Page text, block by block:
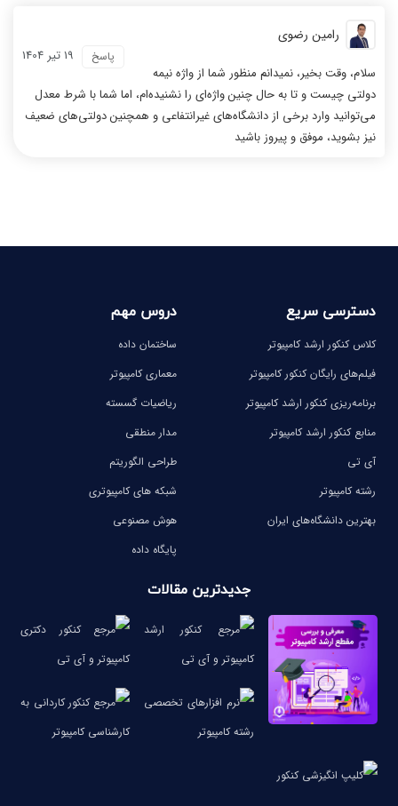
رامین رضوی
19 تیر 1404 پاسخ
سلام، وقت بخیر، نمیدانم منظور شما از واژه نیمه
دولتی چیست و تا به حال چنین واژه‌ای را نشنیده‌ام، اما شما با شرط معدل
می‌توانید وارد برخی از دانشگاه‌های غیرانتفاعی و همچنین دولتی‌های ضعیف
نیز بشوید، موفق و پیروز باشید
دسترسی سریع
کلاس کنکور ارشد کامپیوتر
فیلم‌های رایگان کنکور کامپیوتر
برنامه‌ریزی کنکور ارشد کامپیوتر
منابع کنکور ارشد کامپیوتر
آی تی
رشته کامپیوتر
بهترین دانشگاه‌های ایران
دروس مهم
ساختمان داده
معماری کامپیوتر
ریاضیات گسسته
مدار منطقی
طراحی الگوریتم
شبکه های کامپیوتری
هوش مصنوعی
پایگاه داده
جدیدترین مقالات